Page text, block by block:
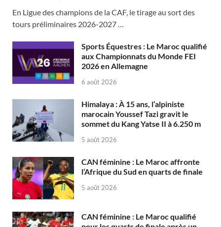
En Ligue des champions de la CAF, le tirage au sort des
tours préliminaires 2026-2027 …
Sports Équestres : Le Maroc qualifié
aux Championnats du Monde FEI
2026 en Allemagne
6 août 2026
Himalaya : À 15 ans, l’alpiniste
marocain Youssef Tazi gravit le
sommet du Kang Yatse II à 6.250 m
5 août 2026
CAN féminine : Le Maroc affronte
l’Afrique du Sud en quarts de finale
5 août 2026
CAN féminine : Le Maroc qualifié